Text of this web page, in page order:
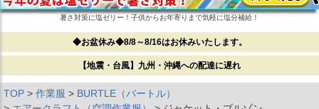
暑さ対策に塩ゼリー！子供からお年寄りまで気軽に塩分補給！
◆お盆休み◆8/8～8/16はお休みいたします。
【地震・台風】九州・沖縄への配達に遅れ
TOP 作業服
BURTLE（バートル）